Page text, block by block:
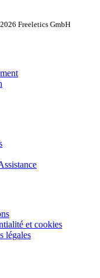
Freeletics GmbH
et cookies
légales